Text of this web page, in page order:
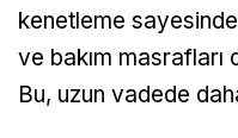
kenetleme
ve bakım masrafları
Bu, uzun vadede